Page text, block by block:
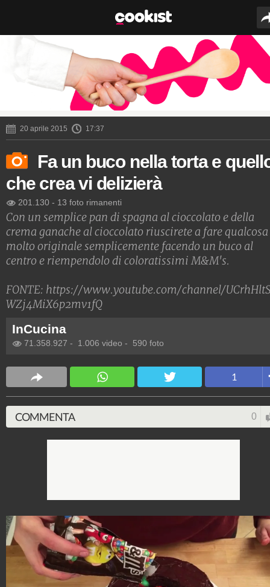
20 aprile 2015 17:37
Fa un buco nella torta e
che crea vi delizierà
201.130 - 13 foto rimanenti
Con un semplice pan di spagna al cioccolato e della
crema ganache al cioccolato riuscirete a fare
molto originale semplicemente facendo un buco al
centro e riempendolo di coloratissimi M&M's.
FONTE: https://www.youtube.com/channel/
WZj4MiX6p2mv1fQ
InCucina
71.358.927 - 1.006 video - 590 foto
1
COMMENTA 0